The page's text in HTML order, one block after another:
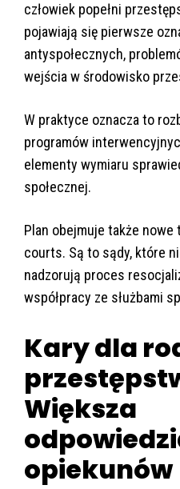
człowiek popełni
pojawiają się pierwsze
antyspołecznych,
wejścia w środowisko
W praktyce oznacza to
programów
elementy wymiaru
społecznej.
Plan obejmuje także
courts. Są to sądy, które
nadzorują proces
współpracy ze służbami
Kary dla
Większa
opiekunów